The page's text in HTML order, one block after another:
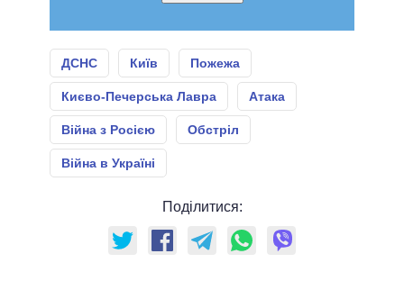
ДСНС Київ Пожежа
Києво-Печерська Лавра Атака
Війна з Росією Обстріл
Війна в Україні
Поділитися: